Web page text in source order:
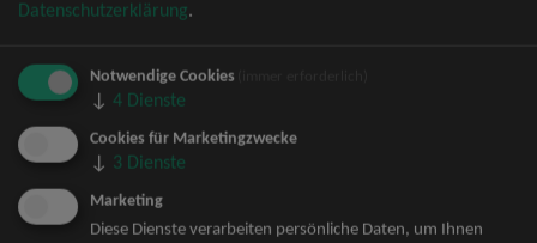
Santiano Tickets
Bryan Adams Tickets
Andreas Gabalier Tickets
Die Fantastischen Vier Tickets
Herbert Grönemeyer Tickets
Deep Purple Tickets
Howard Carpendale Tickets
Datenschutzerklärung.
Notwendige Cookies
↓ 4 Dienste
Cookies für Marketingzwecke
↓ 3 Dienste
Marketing
Diese Dienste verarbeiten persönliche Daten, um Ihnen